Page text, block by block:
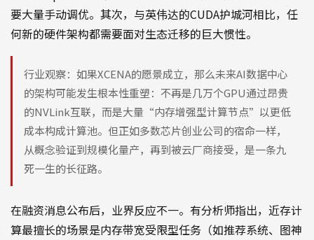
要大量手动调优。其次，与英伟达的CUDA护城河相比，任
何新的硬件架构都需要面对生态迁移的巨大惯性。
行业观察：如果XCENA的愿景成立，那么未来AI数据中心
的架构可能发生根本性重塑：不再是几万个GPU通过昂贵
的NVLink互联，而是大量“内存增强型计算节点”以更低
成本构成计算池。但正如多数芯片创业公司的宿命一样，
从概念验证到规模化量产，再到被云厂商接受，是一条九
死一生的长征路。
在融资消息公布后，业界反应不一。有分析师指出，近存计
算最擅长的场景是内存带宽受限型任务（如推荐系统、图神